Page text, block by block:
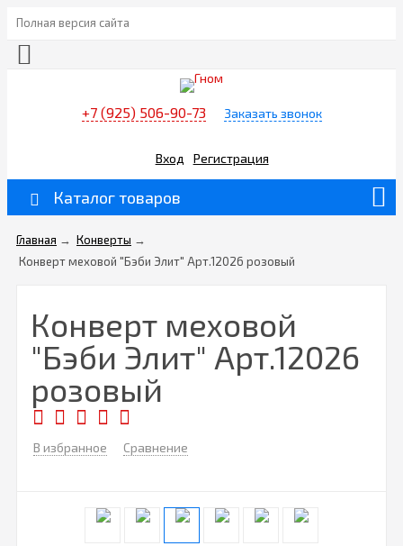
Полная версия сайта
+7 (925) 506-90-73 Заказать звонок
Вход Регистрация
Каталог товаров
Главная → Конверты →
Конверт меховой "Бэби Элит" Арт.12026 розовый
Конверт меховой
"Бэби Элит" Арт.12026
розовый
В избранное Сравнение